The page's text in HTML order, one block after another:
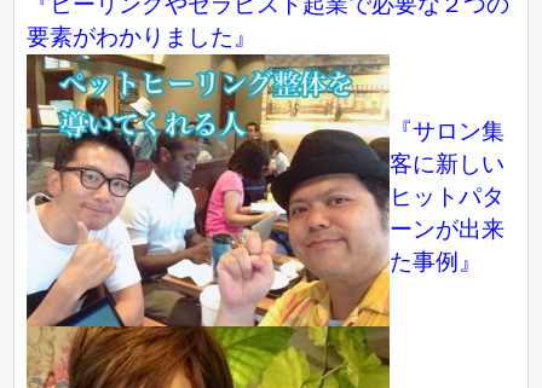
要素がわかりました』
『サロン集
客に新しい
ヒットパタ
ーンが出来
た事例』